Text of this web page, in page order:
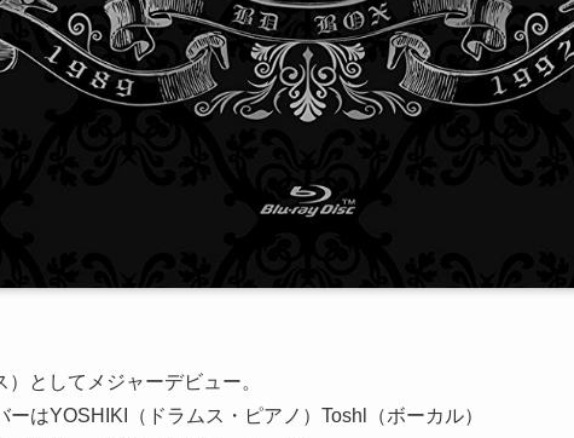
としてメジャーデビュー。
ーはYOSHIKI（ドラムス・ピアノ）Toshl（ボーカル）